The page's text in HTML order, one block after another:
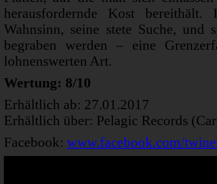
herausfordernde Kost
Wahnsinn, seine stete Suche,
begraben werden – eine
lohnenswerten Art.
Wertung: 8/10
Erhältlich ab: 27.01.2017
Erhältlich über: Pelagic Records
Facebook: www.facebook.com/